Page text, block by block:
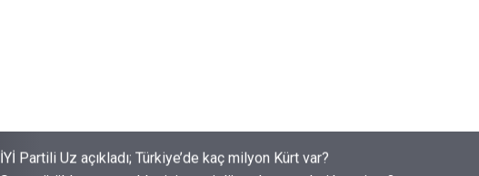
Suça sürüklenen çocuklar için yeni düzenleme neleri kapsiyor?